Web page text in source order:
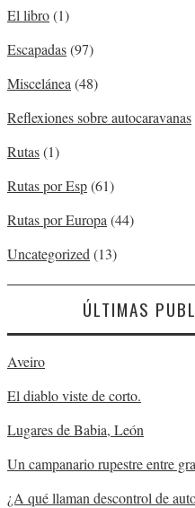
El libro(1)
Escapadas(97)
Miscelánea (48)
Reflexiones sobre autocaravanas
Rutas(1)
Rutas por Esp(61)
Rutas por Europa (44)
Uncategorized (13)
ÚLTIMAS
Aveiro
El diablo viste de corto.
Lugares de Babia, León
Un campanario rupestre entre
¿A qué llaman descontrol de